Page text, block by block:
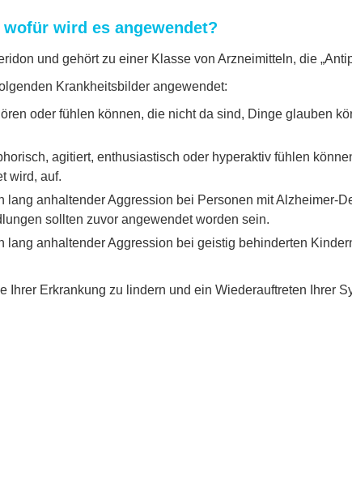
wird es angewendet?
und gehört zu einer Klasse von Arzneimitteln, die
Krankheitsbilder angewendet:
oder fühlen können, die nicht da sind, Dinge glauben
agitiert, enthusiastisch oder hyperaktiv fühlen
wird, auf.
lang anhaltender Aggression bei Personen mit Alzheimer-
sollten zuvor angewendet worden sein.
lang anhaltender Aggression bei geistig behinderten
Ihrer Erkrankung zu lindern und ein Wiederauftreten Ihrer